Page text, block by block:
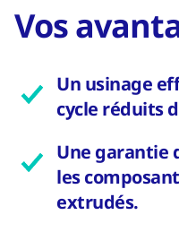
Vos
Un usinage
cycle réduits
Une garantie
les
extrudés.